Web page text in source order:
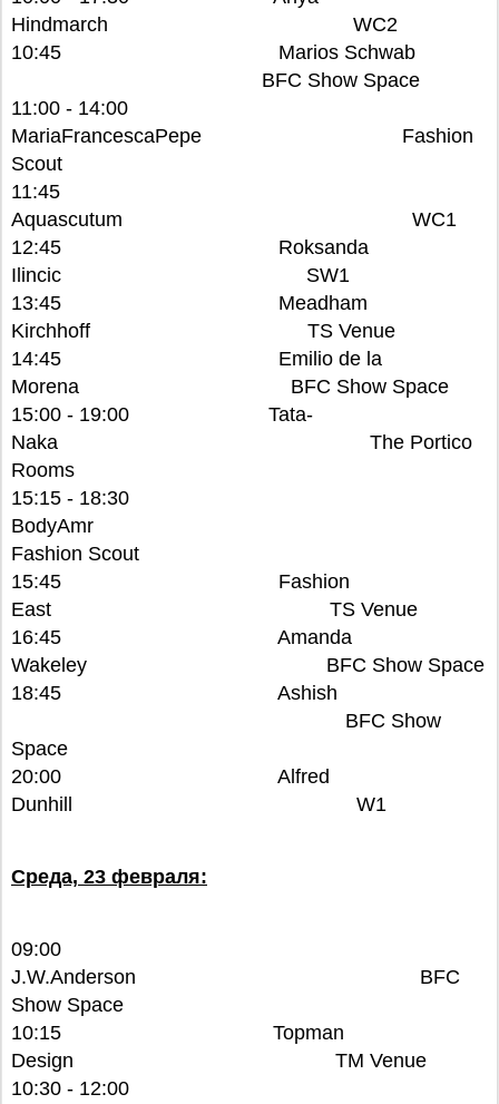
Hindmarch WC2
10:45 Marios Schwab
BFC Show Space
11:00 - 14:00
MariaFrancescaPepe Fashion
Scout
11:45
Aquascutum WC1
12:45 Roksanda
Ilincic SW1
13:45 Meadham
Kirchhoff TS Venue
14:45 Emilio de la
Morena BFC Show Space
15:00 - 19:00 Tata-
Naka The Portico
Rooms
15:15 - 18:30
BodyAmr
Fashion Scout
15:45 Fashion
East TS Venue
16:45 Amanda
Wakeley BFC Show Space
18:45 Ashish
BFC Show
Space
20:00 Alfred
Dunhill W1
Среда, 23 февраля:
09:00
J.W.Anderson BFC
Show Space
10:15 Topman
Design TM Venue
10:30 - 12:00